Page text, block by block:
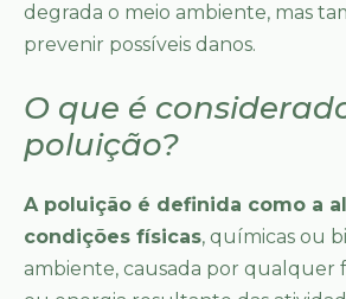
degrada o meio ambiente, mas
prevenir possíveis danos.
O que é
poluição?
A poluição é definida como a
condições físicas, químicas ou
ambiente, causada por qualquer